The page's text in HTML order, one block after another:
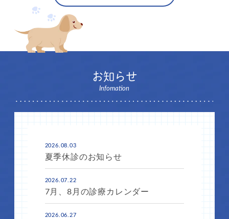
お知らせ
Infomation
2026.08.03
夏季休診のお知らせ
2026.07.22
7月、8月の診療カレンダー
2026.06.27